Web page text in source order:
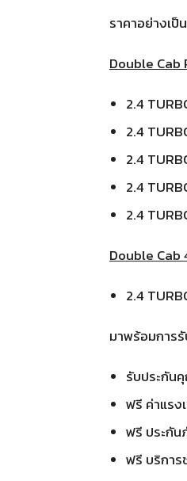
ราคาอย่างเป็
Double Cab
2.4
2.4
2.4
2.4
2.4
Double Cab
2.4
มาพร้อมการ
รับประกัน
ฟรี ค่าแรง
ฟรี ประกั
ฟรี บริการ